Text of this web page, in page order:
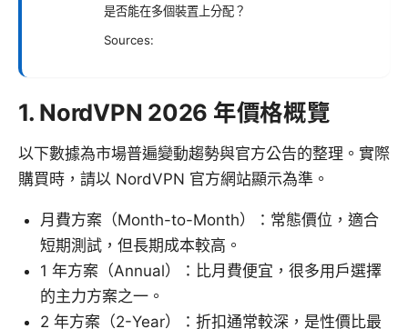
是否能在多個裝置上分配？
Sources:
1. NordVPN 2026 年價格概覽
以下數據為市場普遍變動趨勢與官方公告的整理。實際
購買時，請以 NordVPN 官方網站顯示為準。
月費方案（Month-to-Month）：常態價位，適合
短期測試，但長期成本較高。
1 年方案（Annual）：比月費便宜，很多用戶選擇
的主力方案之一。
2 年方案（2-Year）：折扣通常較深，是性價比最